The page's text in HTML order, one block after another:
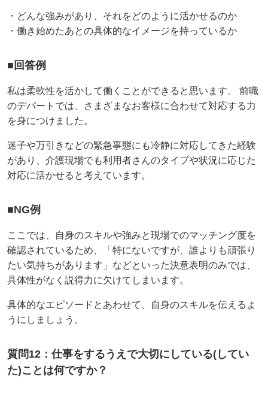
・どんな強みがあり、それをどのように活かせるのか
・働き始めたあとの具体的なイメージを持っているか
■回答例
私は柔軟性を活かして働くことができると思います。 前職
のデパートでは、さまざまなお客様に合わせて対応する力
を身につけました。
迷子や万引きなどの緊急事態にも冷静に対応してきた経験
があり、介護現場でも利用者さんのタイプや状況に応じた
対応に活かせると考えています。
■NG例
ここでは、自身のスキルや強みと現場でのマッチング度を
確認されているため、「特にないですが、誰よりも頑張り
たい気持ちがあります」などといった決意表明のみでは、
具体性がなく説得力に欠けてしまいます。
具体的なエピソードとあわせて、自身のスキルを伝えるよ
うにしましょう。
質問12：仕事をするうえで大切にしている(してい
た)ことは何ですか？